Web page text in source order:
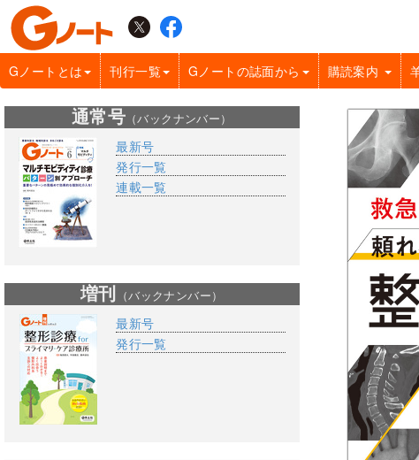
Gノートとは 刊行一覧 Gノートの誌面から 購読案内
通常号 （バックナンバー）
最新号
発行一覧
連載一覧
増刊 （バックナンバー）
最新号
発行一覧